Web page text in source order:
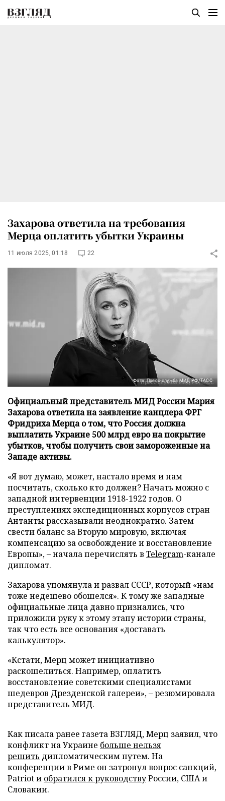
Захарова ответила на требования
Мерца оплатить убытки Украины
11 июля 2025, 01:18 22
Фото: Пресс-служба МИД РФ/ТАСС
Официальный представитель МИД России Мария
Захарова ответила на заявление канцлера ФРГ
Фридриха Мерца о том, что Россия должна
выплатить Украине 500 млрд евро на покрытие
убытков, чтобы получить свои замороженные на
Западе активы.
«Я вот думаю, может, настало время и нам
посчитать, сколько кто должен? Начать можно с
западной интервенции 1918-1922 годов. О
преступлениях экспедиционных корпусов стран
Антанты рассказывали неоднократно. Затем
свести баланс за Вторую мировую, включая
компенсацию за освобождение и восстановление
Европы», – начала перечислять в Telegram-канале
дипломат.
Захарова упомянула и развал СССР, который «нам
тоже недешево обошелся». К тому же западные
официальные лица давно признались, что
приложили руку к этому этапу истории страны,
так что есть все основания «доставать
калькулятор».
«Кстати, Мерц может инициативно
раскошелиться. Например, оплатить
восстановление советскими специалистами
шедевров Дрезденской галереи», – резюмировала
представитель МИД.
Как писала ранее газета ВЗГЛЯД, Мерц заявил, что
конфликт на Украине больше нельзя
решить дипломатическим путем. На
конференции в Риме он затронул вопрос санкций,
Patriot и обратился к руководствуРоссии, США и
Словакии.